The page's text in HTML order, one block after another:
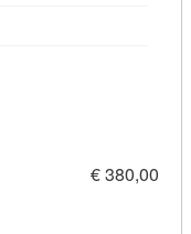
€ 380,00